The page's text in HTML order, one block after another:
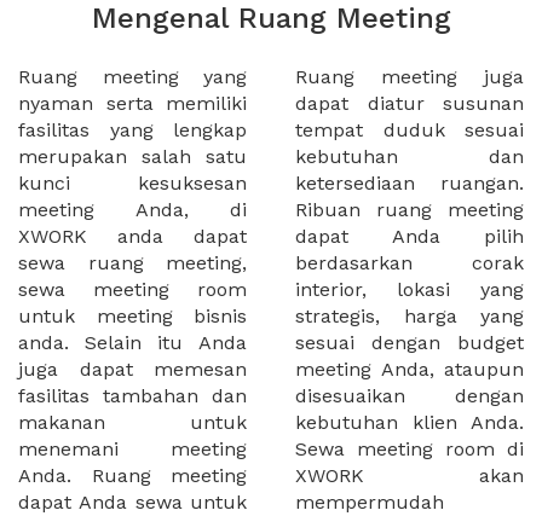
Mengenal Ruang Meeting
Ruang meeting yang
nyaman serta memiliki
fasilitas yang lengkap
merupakan salah satu
kunci kesuksesan
meeting Anda, di
XWORK anda dapat
sewa ruang meeting,
sewa meeting room
untuk meeting bisnis
anda. Selain itu Anda
juga dapat memesan
fasilitas tambahan dan
makanan untuk
menemani meeting
Anda. Ruang meeting
dapat Anda sewa untuk
Ruang meeting juga
dapat diatur susunan
tempat duduk sesuai
kebutuhan dan
ketersediaan ruangan.
Ribuan ruang meeting
dapat Anda pilih
berdasarkan corak
interior, lokasi yang
strategis, harga yang
sesuai dengan budget
meeting Anda, ataupun
disesuaikan dengan
kebutuhan klien Anda.
Sewa meeting room di
XWORK akan
mempermudah